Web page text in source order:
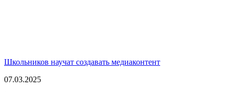
Школьников научат создавать медиаконтент
07.03.2025